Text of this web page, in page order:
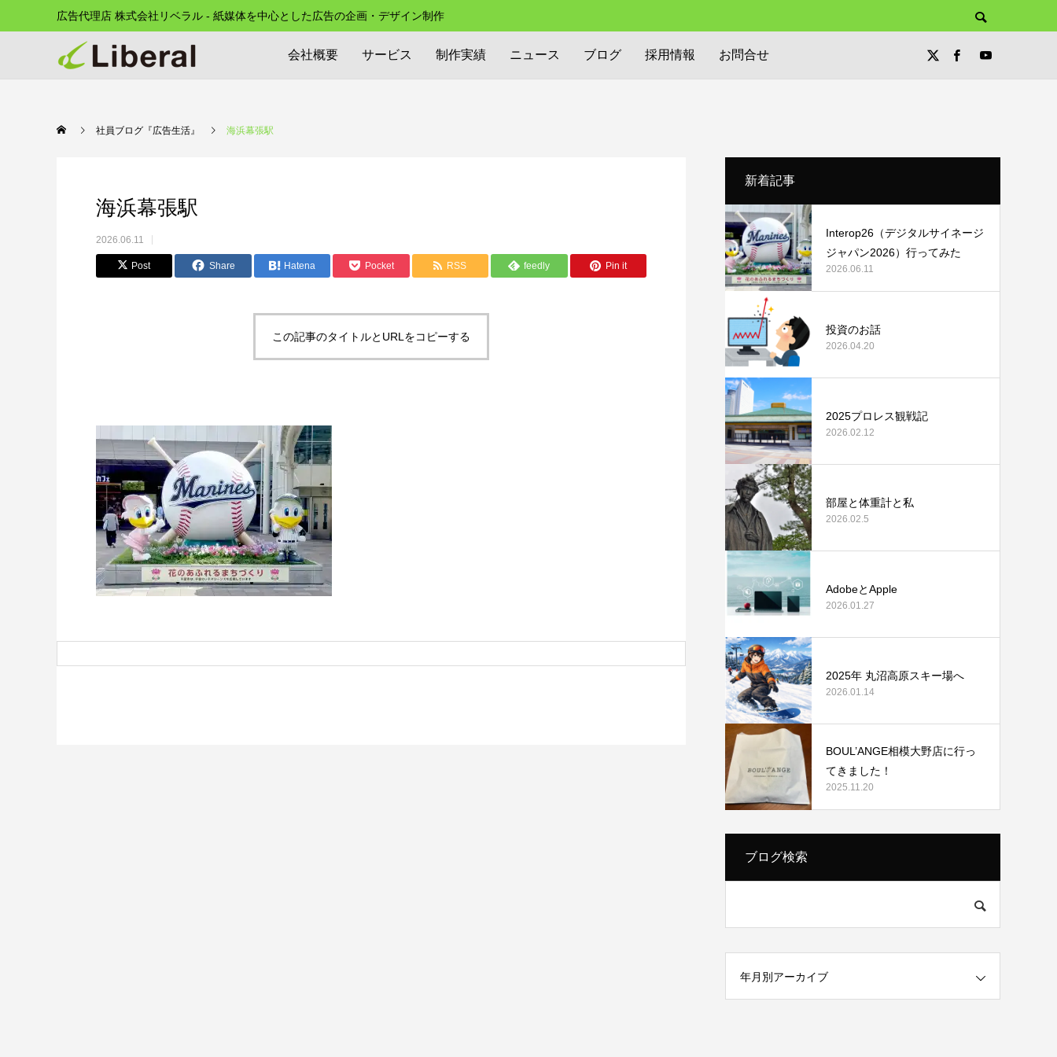
広告代理店 株式会社リベラル - 紙媒体を中心とした広告の企画・デザイン制作
会社概要 サービス 制作実績 ニュース ブログ 採用情報 お問合せ
社員ブログ『広告生活』 海浜幕張駅
海浜幕張駅
2026.06.11
Post Share Hatena Pocket RSS feedly Pin it
この記事のタイトルとURLをコピーする
新着記事
Interop26（デジタルサイネージ
ジャパン2026）行ってみた
2026.06.11
投資のお話
2026.04.20
2025プロレス観戦記
2026.02.12
部屋と体重計と私
2026.02.5
AdobeとApple
2026.01.27
2025年 丸沼高原スキー場へ
2026.01.14
BOUL’ANGE相模大野店に行っ
てきました！
2025.11.20
ブログ検索
年月別アーカイブ